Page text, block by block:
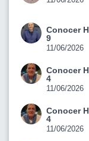
Conocer
9
11/06/2026
Conocer
4
11/06/2026
Conocer
4
11/06/2026